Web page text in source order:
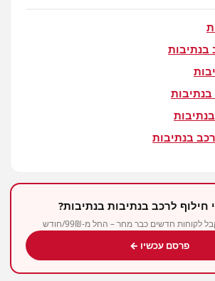
בנתיבות
לרכב בנתיבות בנתיבות?
לקוחות חדשים כבר מחר – החל מ-99₪/חודש
פרסם עכשיו ←